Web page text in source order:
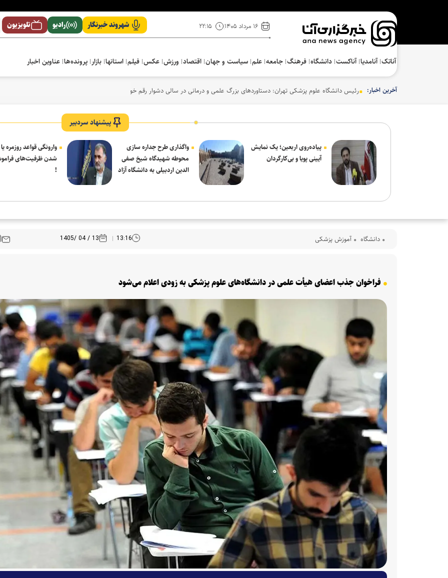
۱۶ مرداد ۱۴۰۵ ۲۲:۱۵ شهروند خبرنگار رادیو تلویزیون
آناتک آنامدیا آناکست دانشگاه فرهنگ‌ جامعه علم سیاست و جهان اقتصاد ورزش عکس فیلم استانها بازار پرونده‌ها عناوین اخبار
آخرین اخبار: رئیس دانشگاه علوم پزشکی تهران: دستاوردهای بزرگ علمی و درمانی در سالی دشوار رقم خورد
پیشنهاد سردبیر
پیاده‌روی اربعین؛ یک نمایش
آیینی پویا و بی‌کارگردان
واگذاری طرح جداره سازی
محوطه شهیدگاه شیخ صفی
الدین اردبیلی به دانشگاه آزاد
وارونگی قواعد روزمره
شدن ظرفیت‌های
!
دانشگاه آموزش پزشکی 13:16
13 / 04 /1405
فراخوان جذب اعضای هیأت علمی در دانشگاه‌های علوم پزشکی به زودی اعلام می‌شود